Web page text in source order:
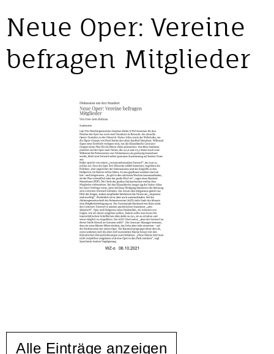
Neue Oper: Vereine
befragen Mitglieder
Alle Einträge anzeigen